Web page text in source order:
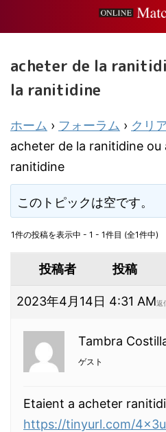
acheter de la
la ranitidine
ホーム › フォーラム › クリ
acheter de la ranitidine ou
ranitidine
このトピックは空です。
1件の投稿を表示中 - 1 - 1件目 (全1件中)
投稿者 投稿
2023年4月14日 4:31 AM返
Tambra
ゲスト
Etaient a acheter
https://tinyurl.com/